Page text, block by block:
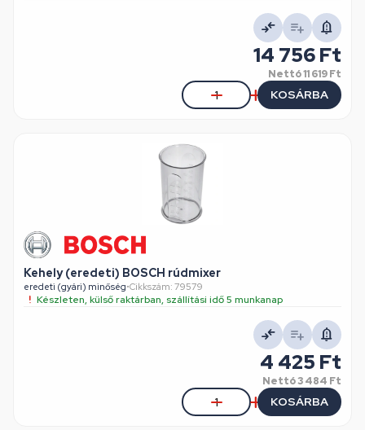
14 756 Ft
Nettó11 619 Ft
KOSÁRBA
Kehely (eredeti) BOSCH rúdmixer
eredeti (gyári) minőség•Cikkszám: 79579
Készleten, külső raktárban, szállítási idő 5 munkanap
4 425 Ft
Nettó3 484 Ft
KOSÁRBA